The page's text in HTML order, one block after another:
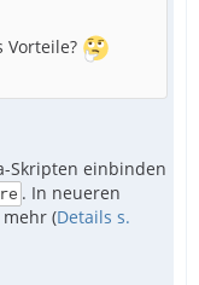
Vorteile?
Skripten einbinden
. In neueren
(Details s.